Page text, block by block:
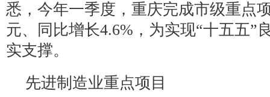
悉，今年一季度，重庆完成市级重点
元、同比增长4.6%，为实现“十五五”
实支撑。
先进制造业重点项目